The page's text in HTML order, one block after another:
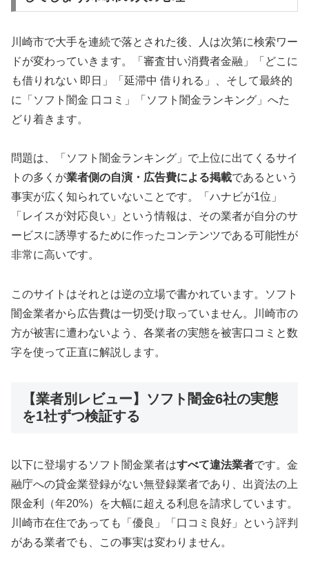
川崎市で大手を連続で落とされた後、人は次第に検索ワー
ドが変わっていきます。「審査甘い消費者金融」「どこに
も借りれない 即日」「延滞中 借りれる」、そして最終的
に「ソフト闇金 口コミ」「ソフト闇金ランキング」へた
どり着きます。
問題は、「ソフト闇金ランキング」で上位に出てくるサイ
トの多くが業者側の自演・広告費による掲載であるという
事実が広く知られていないことです。「ハナビが1位」
「レイスが対応良い」という情報は、その業者が自分のサ
ービスに誘導するために作ったコンテンツである可能性が
非常に高いです。
このサイトはそれとは逆の立場で書かれています。ソフト
闇金業者から広告費は一切受け取っていません。川崎市の
方が被害に遭わないよう、各業者の実態を被害口コミと数
字を使って正直に解説します。
【業者別レビュー】ソフト闇金6社の実態
を1社ずつ検証する
以下に登場するソフト闇金業者はすべて違法業者です。金
融庁への貸金業登録がない無登録業者であり、出資法の上
限金利（年20%）を大幅に超える利息を請求しています。
川崎市在住であっても「優良」「口コミ良好」という評判
がある業者でも、この事実は変わりません。